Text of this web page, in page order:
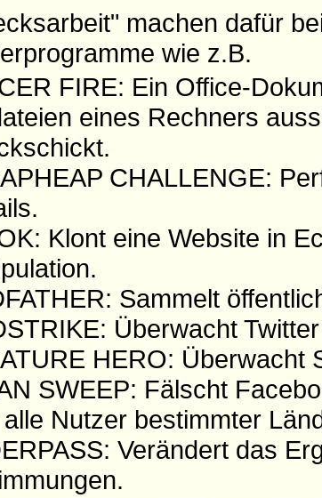
machen dafür
wie z.B.
FIRE: Ein Office-
eines Rechners
CHALLENGE:
Klont eine Website in
Sammelt
Überwacht
HERO: Überwacht
SWEEP: Fälscht
Nutzer bestimmter
Verändert das